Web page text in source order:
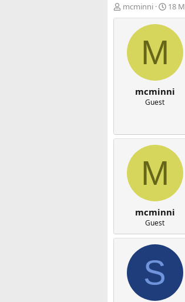
E
r
mcminni
E
r
s
t
a
18
M
mcminni
Guest
M
mcminni
Guest
S